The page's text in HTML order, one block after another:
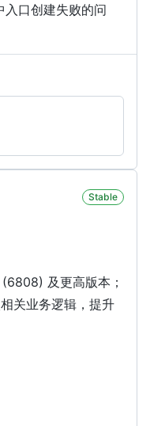
口创建失败的问
Stable
及更高版本；
关业务逻辑，提升